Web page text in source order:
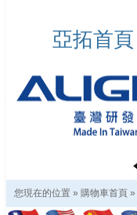
亞拓首頁
您現在的位置 » 購物車首頁 »